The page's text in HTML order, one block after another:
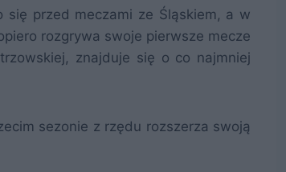
się przed meczami ze Śląskiem, a w
rozgrywa swoje pierwsze mecze
znajduje się o co najmniej
sezonie z rzędu rozszerza swoją